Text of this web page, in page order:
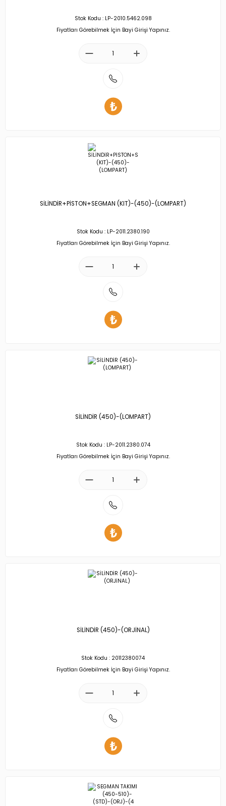
Stok Kodu : LP-2010.5462.098
Fiyatları Görebilmek İçin Bayi Girişi Yapınız.
SİLİNDİR+PİSTON+SEGMAN (KIT)-(450)-(LOMPART)
Stok Kodu : LP-2011.2380.190
Fiyatları Görebilmek İçin Bayi Girişi Yapınız.
SİLİNDİR (450)-(LOMPART)
Stok Kodu : LP-2011.2380.074
Fiyatları Görebilmek İçin Bayi Girişi Yapınız.
SİLİNDİR (450)-(ORJİNAL)
Stok Kodu : 20112380074
Fiyatları Görebilmek İçin Bayi Girişi Yapınız.